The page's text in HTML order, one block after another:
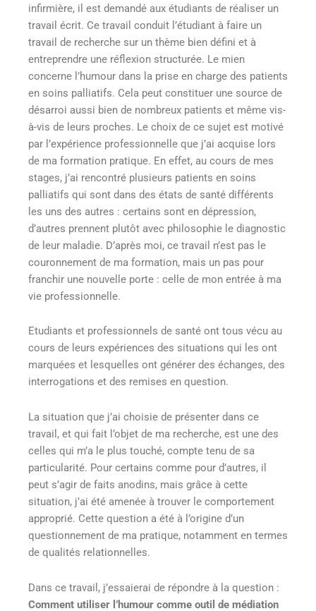
infirmière, il est demandé aux étudiants de réaliser un
travail écrit. Ce travail conduit l’étudiant à faire un
travail de recherche sur un thème bien défini et à
entreprendre une réflexion structurée. Le mien
concerne l’humour dans la prise en charge des patients
en soins palliatifs. Cela peut constituer une source de
désarroi aussi bien de nombreux patients et même vis-
à-vis de leurs proches. Le choix de ce sujet est motivé
par l’expérience professionnelle que j’ai acquise lors
de ma formation pratique. En effet, au cours de mes
stages, j’ai rencontré plusieurs patients en soins
palliatifs qui sont dans des états de santé différents
les uns des autres : certains sont en dépression,
d’autres prennent plutôt avec philosophie le diagnostic
de leur maladie. D’après moi, ce travail n’est pas le
couronnement de ma formation, mais un pas pour
franchir une nouvelle porte : celle de mon entrée à ma
vie professionnelle.
Etudiants et professionnels de santé ont tous vécu au
cours de leurs expériences des situations qui les ont
marquées et lesquelles ont générer des échanges, des
interrogations et des remises en question.
La situation que j’ai choisie de présenter dans ce
travail, et qui fait l’objet de ma recherche, est une des
celles qui m’a le plus touché, compte tenu de sa
particularité. Pour certains comme pour d’autres, il
peut s’agir de faits anodins, mais grâce à cette
situation, j’ai été amenée à trouver le comportement
approprié. Cette question a été à l’origine d’un
questionnement de ma pratique, notamment en termes
de qualités relationnelles.
Dans ce travail, j’essaierai de répondre à la question :
Comment utiliser l’humour comme outil de médiation